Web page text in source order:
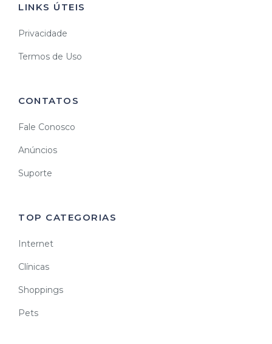
LINKS ÚTEIS
Privacidade
Termos de Uso
CONTATOS
Fale Conosco
Anúncios
Suporte
TOP CATEGORIAS
Internet
Clínicas
Shoppings
Pets